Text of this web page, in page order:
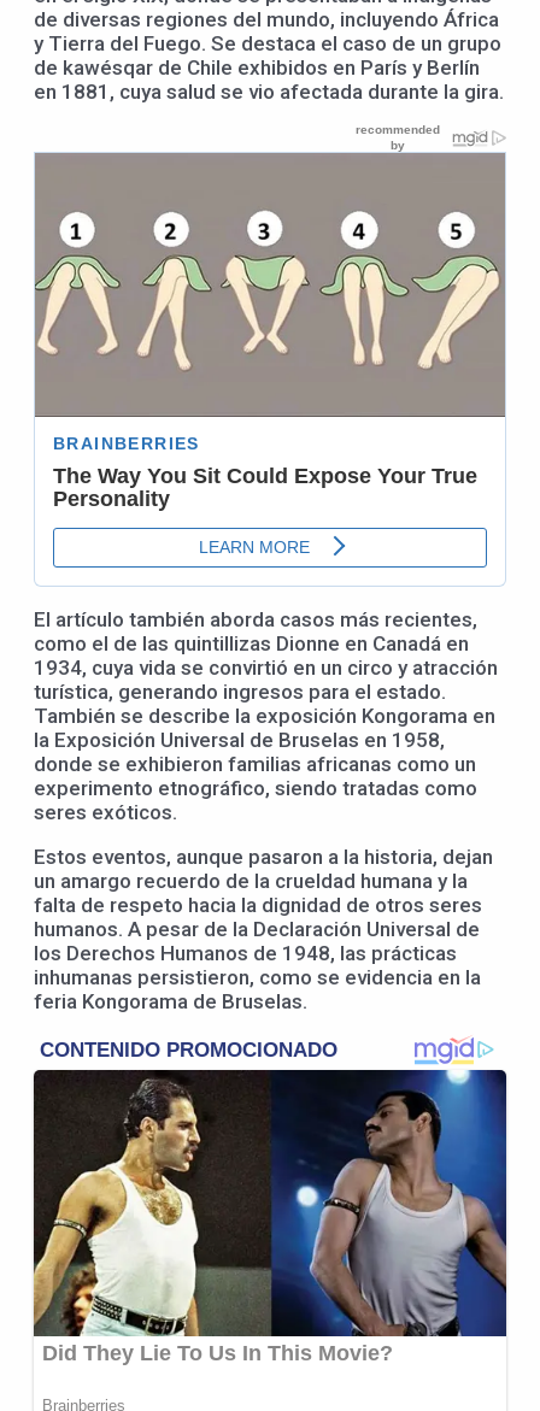
de diversas regiones del mundo, incluyendo África
y Tierra del Fuego. Se destaca el caso de un grupo
de kawésqar de Chile exhibidos en París y Berlín
en 1881, cuya salud se vio afectada durante la gira.
El artículo también aborda casos más recientes,
como el de las quintillizas Dionne en Canadá en
1934, cuya vida se convirtió en un circo y atracción
turística, generando ingresos para el estado.
También se describe la exposición Kongorama en
la Exposición Universal de Bruselas en 1958,
donde se exhibieron familias africanas como un
experimento etnográfico, siendo tratadas como
seres exóticos.
Estos eventos, aunque pasaron a la historia, dejan
un amargo recuerdo de la crueldad humana y la
falta de respeto hacia la dignidad de otros seres
humanos. A pesar de la Declaración Universal de
los Derechos Humanos de 1948, las prácticas
inhumanas persistieron, como se evidencia en la
feria Kongorama de Bruselas.